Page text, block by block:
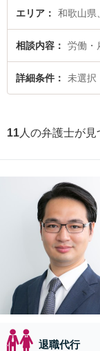
護士やベリーベスト法
ぐに弁護士に相談した
士を検索したい』『初
護士に相談予約したい
エリア 和歌山県
相談内容 労働・
詳細条件 未選択
11 人の弁護士が
退職代行